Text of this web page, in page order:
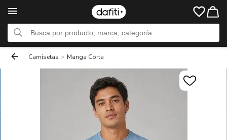
Camisetas > Manga Corta